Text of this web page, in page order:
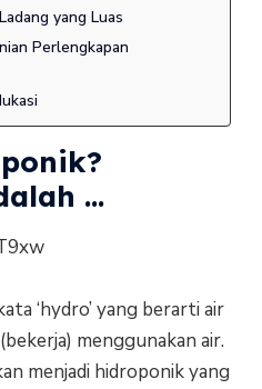
yang Luas
Perlengkapan
...
‘hydro’ yang berarti air
menggunakan air.
menjadi hidroponik yang